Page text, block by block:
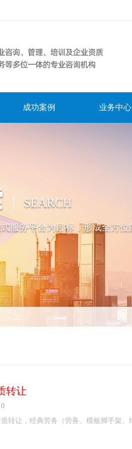
成功案例 业务中心
SEARCH
服务平台为目标，形成全方
转让
转让，经典劳务（劳务、模板脚手架